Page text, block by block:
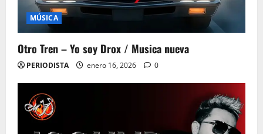
MÚSICA
Otro Tren – Yo soy Drox / Musica nueva
PERIODISTA enero 16, 2026 0